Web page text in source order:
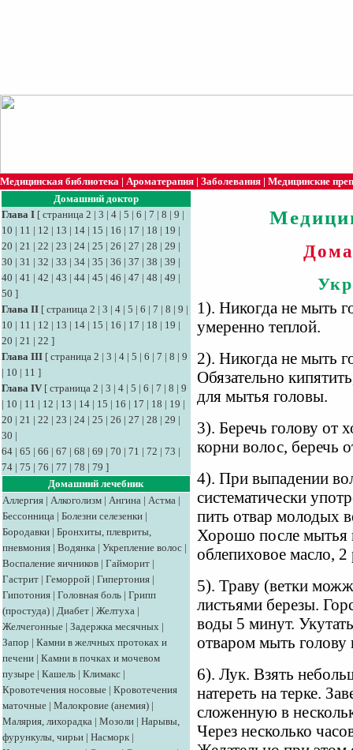
Медицинская библиотека | Ароматерапия | Заболевания | Медицинские
Домашний доктор
Глава I [ страница 2 | 3 | 4 | 5 | 6 | 7 | 8 | 9 |
10 | 11 | 12 | 13 | 14 | 15 | 16 | 17 | 18 | 19 |
20 | 21 | 22 | 23 | 24 | 25 | 26 | 27 | 28 | 29 |
30 | 31 | 32 | 33 | 34 | 35 | 36 | 37 | 38 | 39 |
40 | 41 | 42 | 43 | 44 | 45 | 46 | 47 | 48 | 49 |
50 ]
Глава II [ страница 2 | 3 | 4 | 5 | 6 | 7 | 8 | 9 |
10 | 11 | 12 | 13 | 14 | 15 | 16 | 17 | 18 | 19 |
20 | 21 | 22 ]
Глава III [ страница 2 | 3 | 4 | 5 | 6 | 7 | 8 | 9
| 10 | 11 ]
Глава IV [ страница 2 | 3 | 4 | 5 | 6 | 7 | 8 | 9
| 10 | 11 | 12 | 13 | 14 | 15 | 16 | 17 | 18 | 19 |
20 | 21 | 22 | 23 | 24 | 25 | 26 | 27 | 28 | 29 |
30 |
64 | 65 | 66 | 67 | 68 | 69 | 70 | 71 | 72 | 73 |
74 | 75 | 76 | 77 | 78 | 79 ]
Домашний лечебник
Аллергия | Алкоголизм | Ангина | Астма |
Бессонница | Болезни селезенки |
Бородавки | Бронхиты, плевриты,
пневмония | Водянка | Укрепление волос |
Воспаление яичников | Гайморит |
Гастрит | Геморрой | Гипертония |
Гипотония | Головная боль | Грипп
(простуда) | Диабет | Желтуха |
Желчегонные | Задержка месячных |
Запор | Камни в желчных протоках и
печени | Камни в почках и мочевом
пузыре | Кашель | Климакс |
Кровотечения носовые | Кровотечения
маточные | Малокровие (анемия) |
Малярия, лихорадка | Мозоли | Нарывы,
фурункулы, чирьи | Насморк |
1). Никогда не мыть
умеренно теплой.
2). Никогда не мыть
Обязательно
для мытья головы.
3). Беречь голову от
корни волос, беречь
4). При выпадении
систематически
пить отвар молодых
Хорошо после мытья
облепиховое масло, 2
5). Траву (ветки
листьями березы.
воды 5 минут.
отваром мыть голову
6). Лук. Взять
натереть на терке.
сложенную в
Через несколько